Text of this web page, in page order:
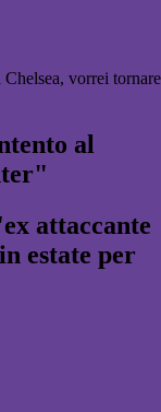
vorrei tornare
al
attaccante
estate per